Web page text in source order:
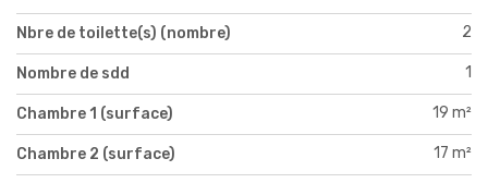
Nbre de toilette(s) (nombre) 2
Nombre de sdd 1
Chambre 1 (surface) 19 m²
Chambre 2 (surface) 17 m²